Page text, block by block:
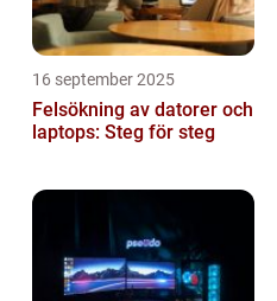
16 september 2025
Felsökning av datorer och
laptops: Steg för steg